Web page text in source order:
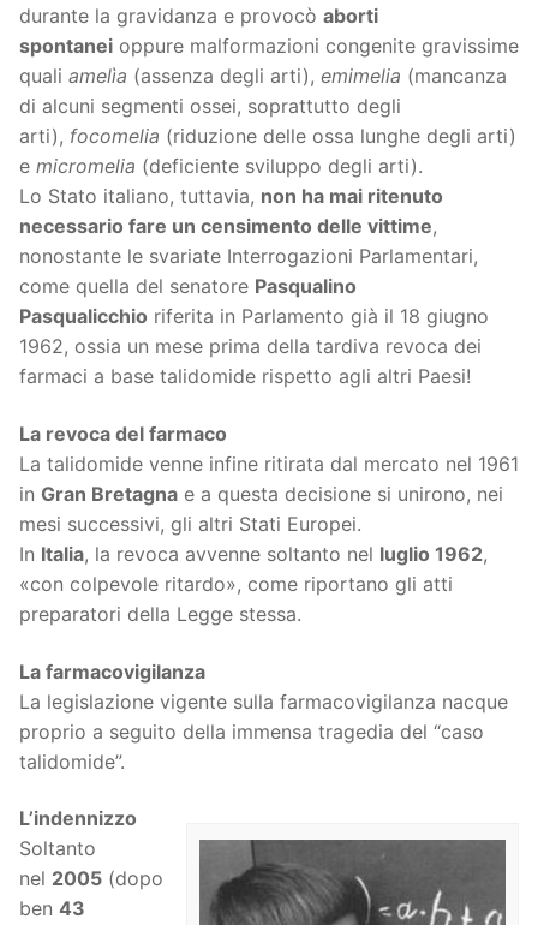
durante la gravidanza e provocò aborti
spontanei oppure malformazioni congenite gravissime
quali amelìa (assenza degli arti), emimelia (mancanza
di alcuni segmenti ossei, soprattutto degli
arti), focomelia (riduzione delle ossa lunghe degli arti)
e micromelia (deficiente sviluppo degli arti).
Lo Stato italiano, tuttavia, non ha mai ritenuto
necessario fare un censimento delle vittime,
nonostante le svariate Interrogazioni Parlamentari,
come quella del senatore Pasqualino
Pasqualicchio riferita in Parlamento già il 18 giugno
1962, ossia un mese prima della tardiva revoca dei
farmaci a base talidomide rispetto agli altri Paesi!
La revoca del farmaco
La talidomide venne infine ritirata dal mercato nel 1961
in Gran Bretagna e a questa decisione si unirono, nei
mesi successivi, gli altri Stati Europei.
In Italia, la revoca avvenne soltanto nel luglio 1962,
«con colpevole ritardo», come riportano gli atti
preparatori della Legge stessa.
La farmacovigilanza
La legislazione vigente sulla farmacovigilanza nacque
proprio a seguito della immensa tragedia del “caso
talidomide”.
L’indennizzo
Soltanto
nel 2005 (dopo
ben 43